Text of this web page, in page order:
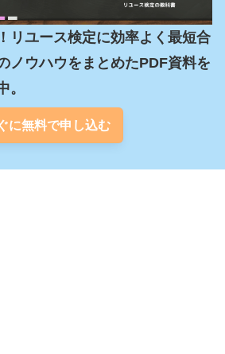
リユース検定に効率よく最短合
ノウハウをまとめたPDF資料を
。
に無料で申し込む